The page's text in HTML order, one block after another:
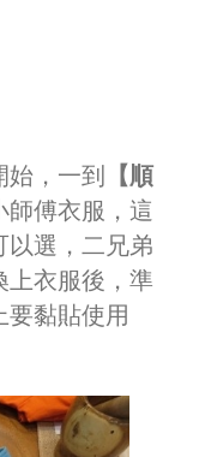
，一到
【順
師傅衣服，這
以選，二兄弟
上衣服後，準
要黏貼使用